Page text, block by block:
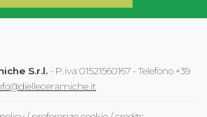
S.r.l. - P.iva 01521560167 - Telefono +39